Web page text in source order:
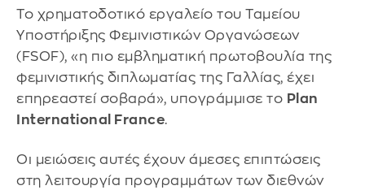
Το χρηματοδοτικό εργαλείο του Ταμείου
Υποστήριξης Φεμινιστικών Οργανώσεων
(FSOF), «η πιο εμβληματική πρωτοβουλία της
φεμινιστικής διπλωματίας της Γαλλίας, έχει
επηρεαστεί σοβαρά», υπογράμμισε το Plan
International France.
Οι μειώσεις αυτές έχουν άμεσες επιπτώσεις
στη λειτουργία προγραμμάτων των διεθνών